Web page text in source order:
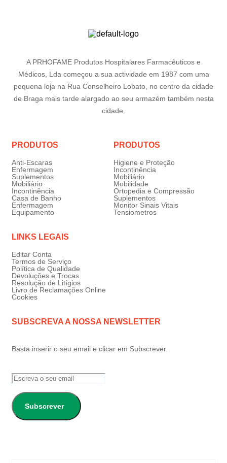
A PRHOFAME Produtos Hospitalares Farmacêuticos e
Médicos, Lda começou a sua actividade em 1987 com uma
pequena loja na Rua Conselheiro Lobato, no centro da cidade
de Braga mais tarde alargado ao seu armazém também nesta
cidade.
PRODUTOS
Anti-Escaras
Enfermagem
Suplementos
Mobiliário
Incontinência
Casa de Banho
Enfermagem
Equipamento
PRODUTOS
Higiene e Proteção
Incontinência
Mobiliário
Mobilidade
Ortopedia e Compressão
Suplementos
Monitor Sinais Vitais
Tensiometros
LINKS LEGAIS
Editar Conta
Termos de Serviço
Política de Qualidade
Devoluções e Trocas
Resolução de Litígios
Livro de Reclamações Online
Cookies
SUBSCREVA A NOSSA NEWSLETTER
Basta inserir o seu email e clicar em Subscrever.
Subscrever